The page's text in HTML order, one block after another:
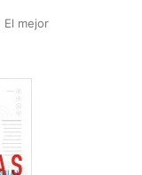
El mejor